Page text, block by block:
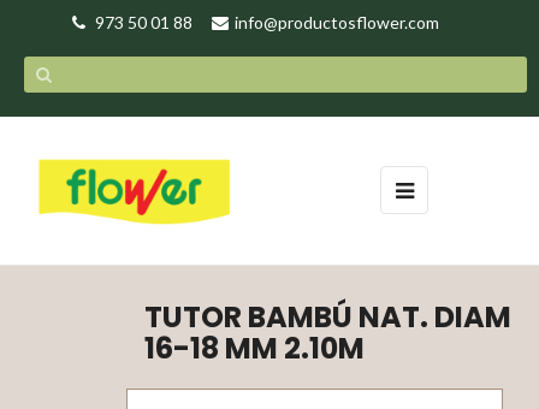
973 50 01 88 info@productosflower.com
Toggle
navigation
☰
TUTOR BAMBÚ NAT. DIAM
16-18 MM 2.10M